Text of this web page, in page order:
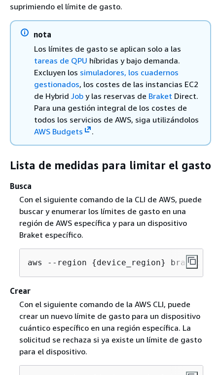
suprimiendo el límite de gasto.
nota
Los límites de gasto se aplican solo a las
tareas de QPU híbridas y bajo demanda.
Excluyen los simuladores, los cuadernos
gestionados, los costes de las instancias EC2
de Hybrid Job y las reservas de Braket Direct.
Para una gestión integral de los costes de
todos los servicios de AWS, siga utilizándolos
AWS Budgets
.
Lista de medidas para limitar el gasto
Busca
Con el siguiente comando de la CLI de AWS, puede
buscar y enumerar los límites de gasto en una
región de AWS específica y para un dispositivo
Braket específico.
aws --region {device_region} braket
Crear
Con el siguiente comando de la AWS CLI, puede
crear un nuevo límite de gasto para un dispositivo
cuántico específico en una región específica. La
solicitud se rechaza si ya existe un límite de gasto
para el dispositivo.